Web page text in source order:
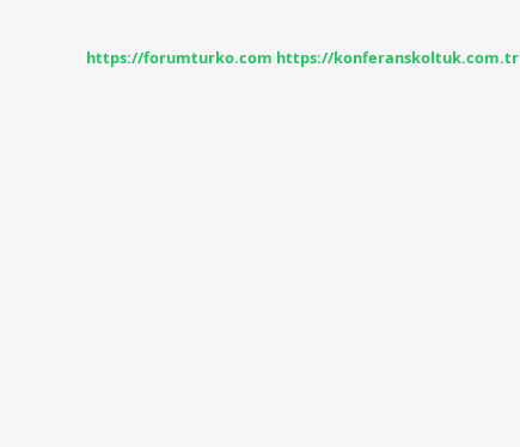
https://forumturko.com https://konferanskoltuk.com.tr